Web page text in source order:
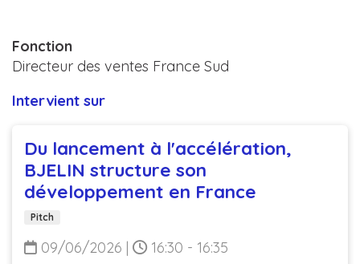
Fonction
Directeur des ventes France Sud
Intervient sur
Du lancement à l'accélération,
BJELIN structure son
développement en France
Pitch
09/06/2026 | 16:30 - 16:35